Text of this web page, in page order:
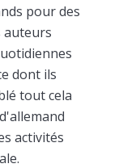
pour des
auteurs
dont ils
tout cela
activités